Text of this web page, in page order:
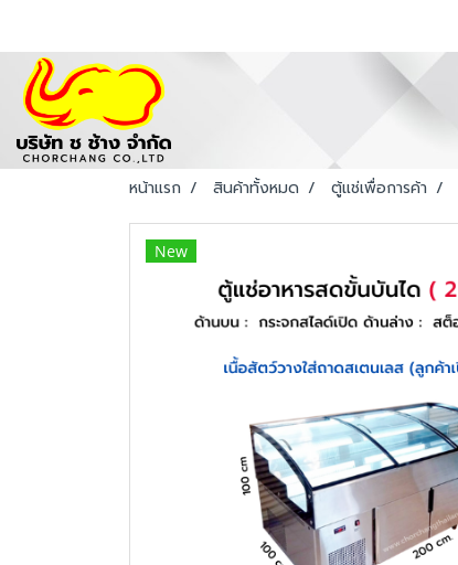
หน้าแรก สินค้าทั้งหมด ตู้แช่เพื่อการค้า
New